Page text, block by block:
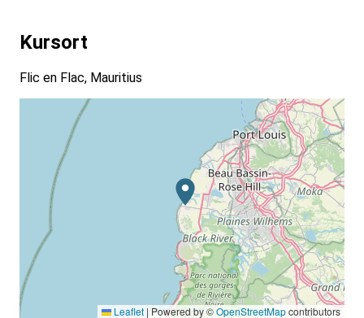
Kursort
Flic en Flac, Mauritius
Leaflet | Powered by ©OpenStreetMapcontributors